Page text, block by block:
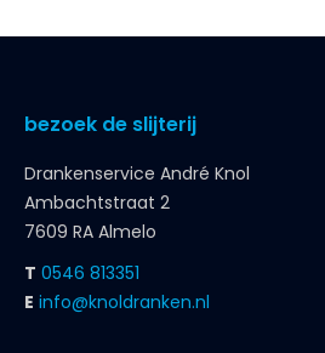
bezoek de slijterij
Drankenservice André Knol
Ambachtstraat 2
7609 RA Almelo
T 0546 813351
E info@knoldranken.nl